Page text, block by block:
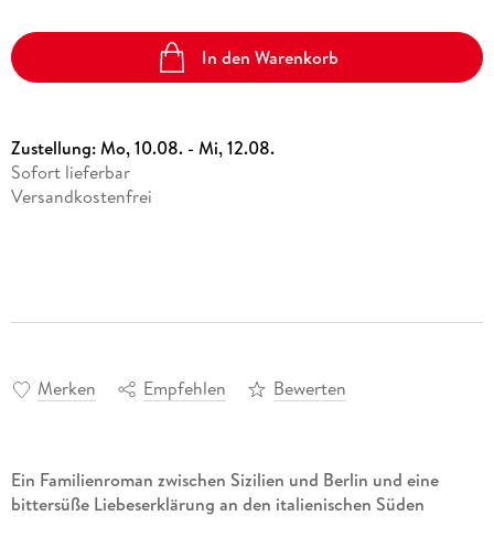
In den Warenkorb
Zustellung:Mo, 10.08. - Mi, 12.08.
Sofort lieferbar
Versandkostenfrei
Merken Empfehlen Bewerten
Ein Familienroman zwischen Sizilien und Berlin und eine
bittersüße Liebeserklärung an den italienischen Süden